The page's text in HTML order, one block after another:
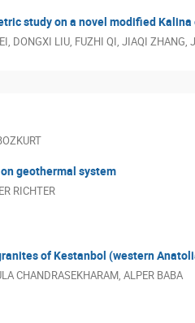
study on a novel modified Kalina
, DONGXI LIU, FUZHI QI,JIAQI ZHANG,
geothermal system
RICHTER
of Kestanbol (western
CHANDRASEKHARAM,ALPER BABA